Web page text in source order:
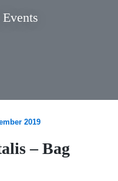
2019
– Bag